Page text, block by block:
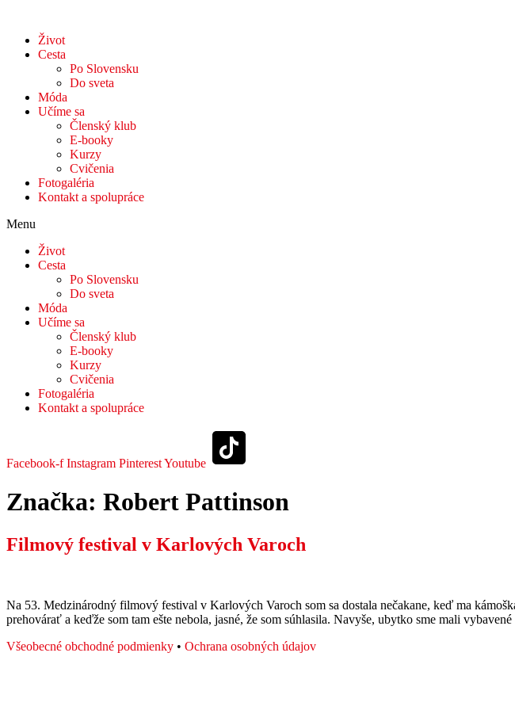
Život
Cesta
Po Slovensku
Do sveta
Móda
Učíme sa
Členský klub
E-booky
Kurzy
Cvičenia
Fotogaléria
Kontakt a spolupráce
Menu
Život
Cesta
Po Slovensku
Do sveta
Móda
Učíme sa
Členský klub
E-booky
Kurzy
Cvičenia
Fotogaléria
Kontakt a spolupráce
Facebook-f Instagram PinterestYoutube
Značka: Robert Pattinson
Filmový festival v Karlových Varoch
Na 53. Medzinárodný filmový festival v Karlových Varoch som sa dostala nečakane, keď ma
prehovárať a keďže som tam ešte nebola, jasné, že som súhlasila. Navyše, ubytko sme mali
Všeobecné obchodné podmienky • Ochrana osobných údajov